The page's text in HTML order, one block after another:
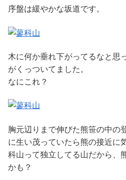
序盤は緩やかな坂道です。
木に何か垂れ下がってるなと思
がくっついてました。
なにこれ？
胸元辺りまで伸びた熊笹の中の
に生い茂っていたら熊の接近
科山って独立してる山だから、
かも？